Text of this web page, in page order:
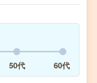
50代 60代